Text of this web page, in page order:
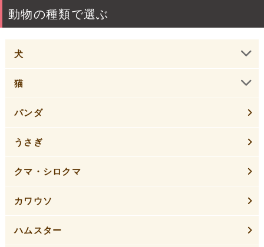
動物の種類で選ぶ
犬
猫
パンダ
うさぎ
クマ・シロクマ
カワウソ
ハムスター